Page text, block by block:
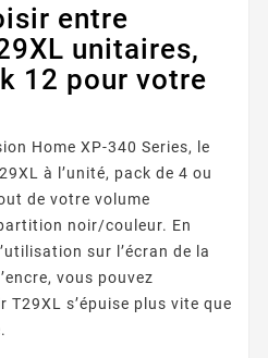
entre
unitaires,
12 pour votre
Home XP-340 Series, le
à l’unité, pack de 4 ou
de votre volume
noir/couleur. En
sur l’écran de la
vous pouvez
T29XL s’épuise plus vite que